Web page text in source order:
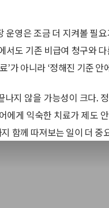
운영은 조금 더 지켜볼 필
서도 기존 비급여 청구와
’가 아니라 ‘정해진 기준 안
나지 않을 가능성이 크다.
에게 익숙한 치료가 제도
함께 따져보는 일이 더 중